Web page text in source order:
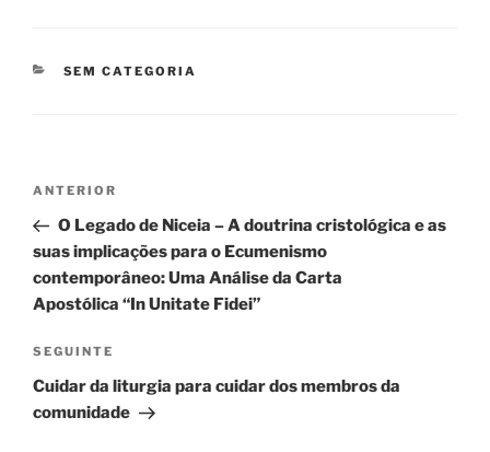
CATEGORIAS
SEM CATEGORIA
Navegação
artigos
Conteúdo
anterior
ANTERIOR
O Legado de Niceia – A doutrina cristológica e as
suas implicações para o Ecumenismo
contemporâneo: Uma Análise da Carta
Apostólica “In Unitate Fidei”
Conteúdo
seguinte
SEGUINTE
Cuidar da liturgia para cuidar dos membros da
comunidade